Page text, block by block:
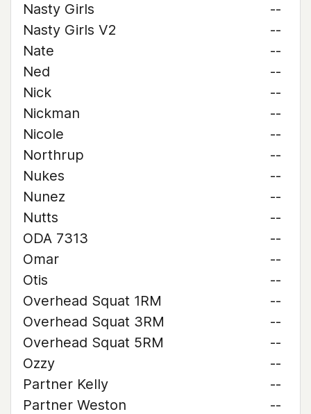
Nasty Girls
--
Nasty Girls V2
--
Nate
--
Ned
--
Nick
--
Nickman
--
Nicole
--
Northrup
--
Nukes
--
Nunez
--
Nutts
--
ODA 7313
--
Omar
--
Otis
--
Overhead Squat 1RM
--
Overhead Squat 3RM
--
Overhead Squat 5RM
--
Ozzy
--
Partner Kelly
--
Partner Weston
--